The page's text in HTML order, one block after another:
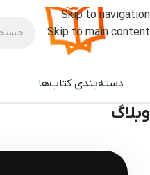
Skip to navigation
Skip to main content
دسته‌بندی کتاب‌ها
وبلاگ